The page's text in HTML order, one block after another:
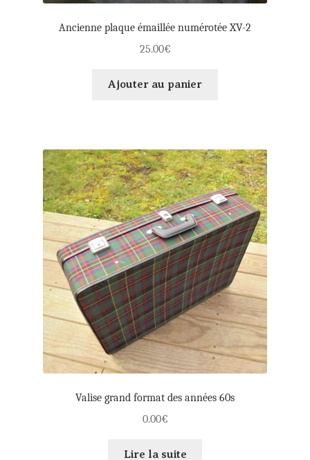
Ancienne plaque émaillée numérotée XV-2
25.00€
Ajouter au panier
Valise grand format des années 60s
0.00€
Lire la suite